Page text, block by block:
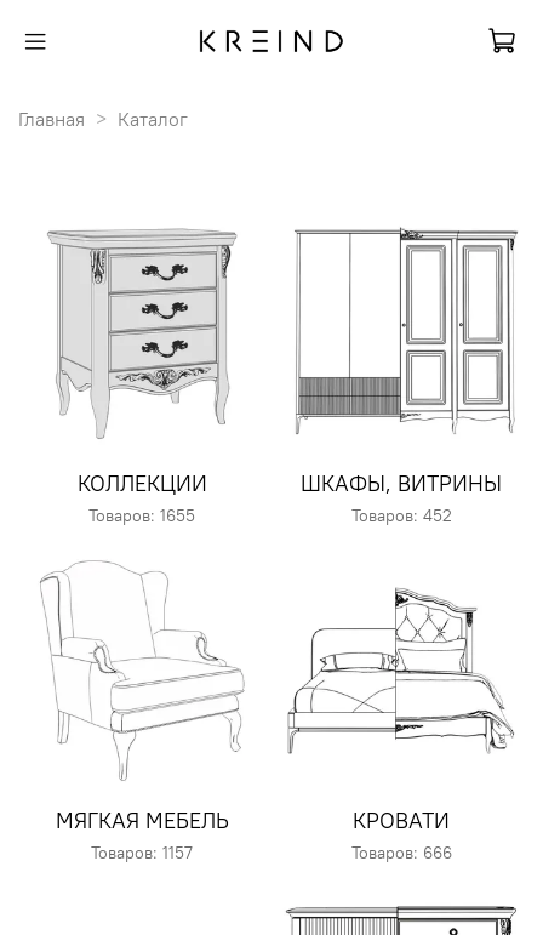
Главная Каталог
КОЛЛЕКЦИИ
Товаров: 1655
ШКАФЫ, ВИТРИНЫ
Товаров: 452
МЯГКАЯ МЕБЕЛЬ
Товаров: 1157
КРОВАТИ
Товаров: 666